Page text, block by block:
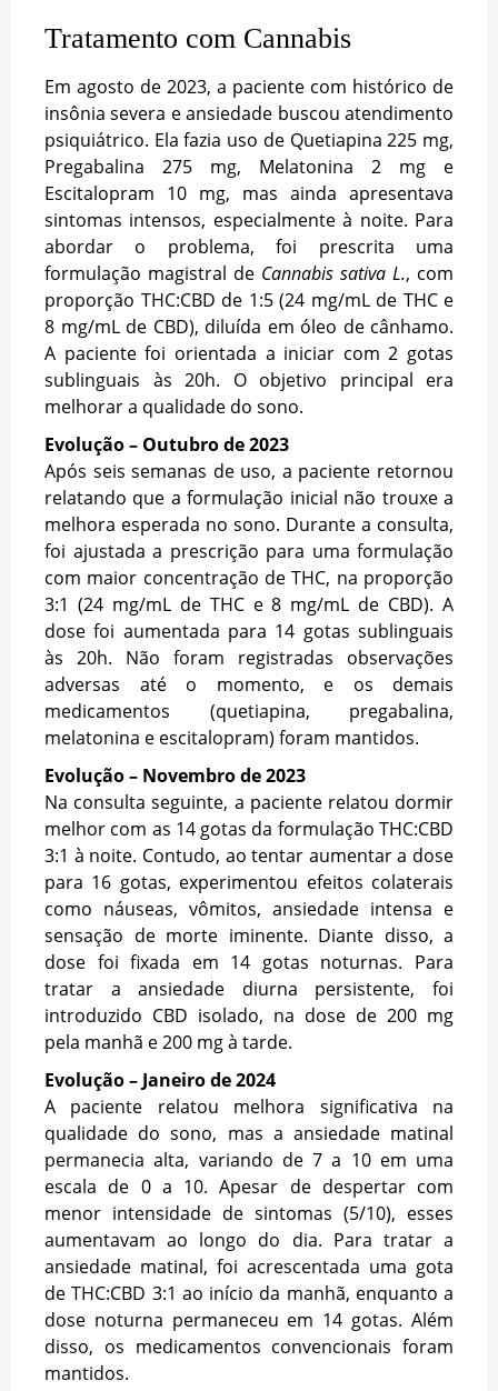
Tratamento com Cannabis
Em agosto de 2023, a paciente com histórico de
insônia severa e ansiedade buscou atendimento
psiquiátrico. Ela fazia uso de Quetiapina 225 mg,
Pregabalina 275 mg, Melatonina 2 mg e
Escitalopram 10 mg, mas ainda apresentava
sintomas intensos, especialmente à noite. Para
abordar o problema, foi prescrita uma
formulação magistral de Cannabis sativa L., com
proporção THC:CBD de 1:5 (24 mg/mL de THC e
8 mg/mL de CBD), diluída em óleo de cânhamo.
A paciente foi orientada a iniciar com 2 gotas
sublinguais às 20h. O objetivo principal era
melhorar a qualidade do sono.
Evolução – Outubro de 2023
Após seis semanas de uso, a paciente retornou
relatando que a formulação inicial não trouxe a
melhora esperada no sono. Durante a consulta,
foi ajustada a prescrição para uma formulação
com maior concentração de THC, na proporção
3:1 (24 mg/mL de THC e 8 mg/mL de CBD). A
dose foi aumentada para 14 gotas sublinguais
às 20h. Não foram registradas observações
adversas até o momento, e os demais
medicamentos (quetiapina, pregabalina,
melatonina e escitalopram) foram mantidos.
Evolução – Novembro de 2023
Na consulta seguinte, a paciente relatou dormir
melhor com as 14 gotas da formulação THC:CBD
3:1 à noite. Contudo, ao tentar aumentar a dose
para 16 gotas, experimentou efeitos colaterais
como náuseas, vômitos, ansiedade intensa e
sensação de morte iminente. Diante disso, a
dose foi fixada em 14 gotas noturnas. Para
tratar a ansiedade diurna persistente, foi
introduzido CBD isolado, na dose de 200 mg
pela manhã e 200 mg à tarde.
Evolução – Janeiro de 2024
A paciente relatou melhora significativa na
qualidade do sono, mas a ansiedade matinal
permanecia alta, variando de 7 a 10 em uma
escala de 0 a 10. Apesar de despertar com
menor intensidade de sintomas (5/10), esses
aumentavam ao longo do dia. Para tratar a
ansiedade matinal, foi acrescentada uma gota
de THC:CBD 3:1 ao início da manhã, enquanto a
dose noturna permaneceu em 14 gotas. Além
disso, os medicamentos convencionais foram
mantidos.